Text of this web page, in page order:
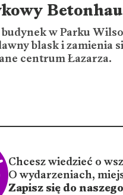
w Parku
blask i zamienia
centrum Łazarza.
Chcesz wiedzieć o
O wydarzeniach,
Zapisz się do